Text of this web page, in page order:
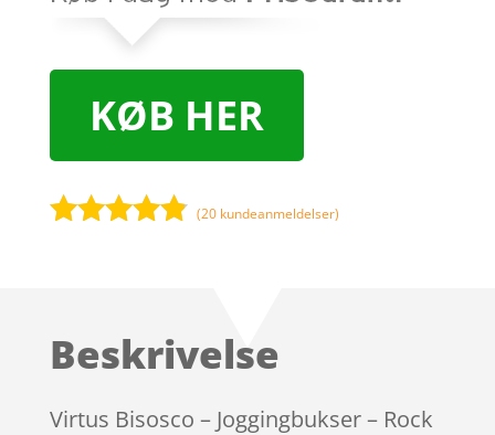
KØB HER
kundebedø
(20 kundeanmeldelser)
Beskrivelse
Virtus Bisosco – Joggingbukser – Rock